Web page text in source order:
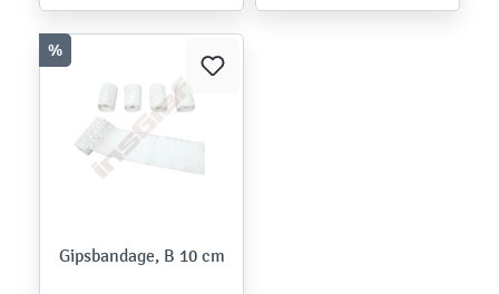
%
Gipsbandage, B 10 cm